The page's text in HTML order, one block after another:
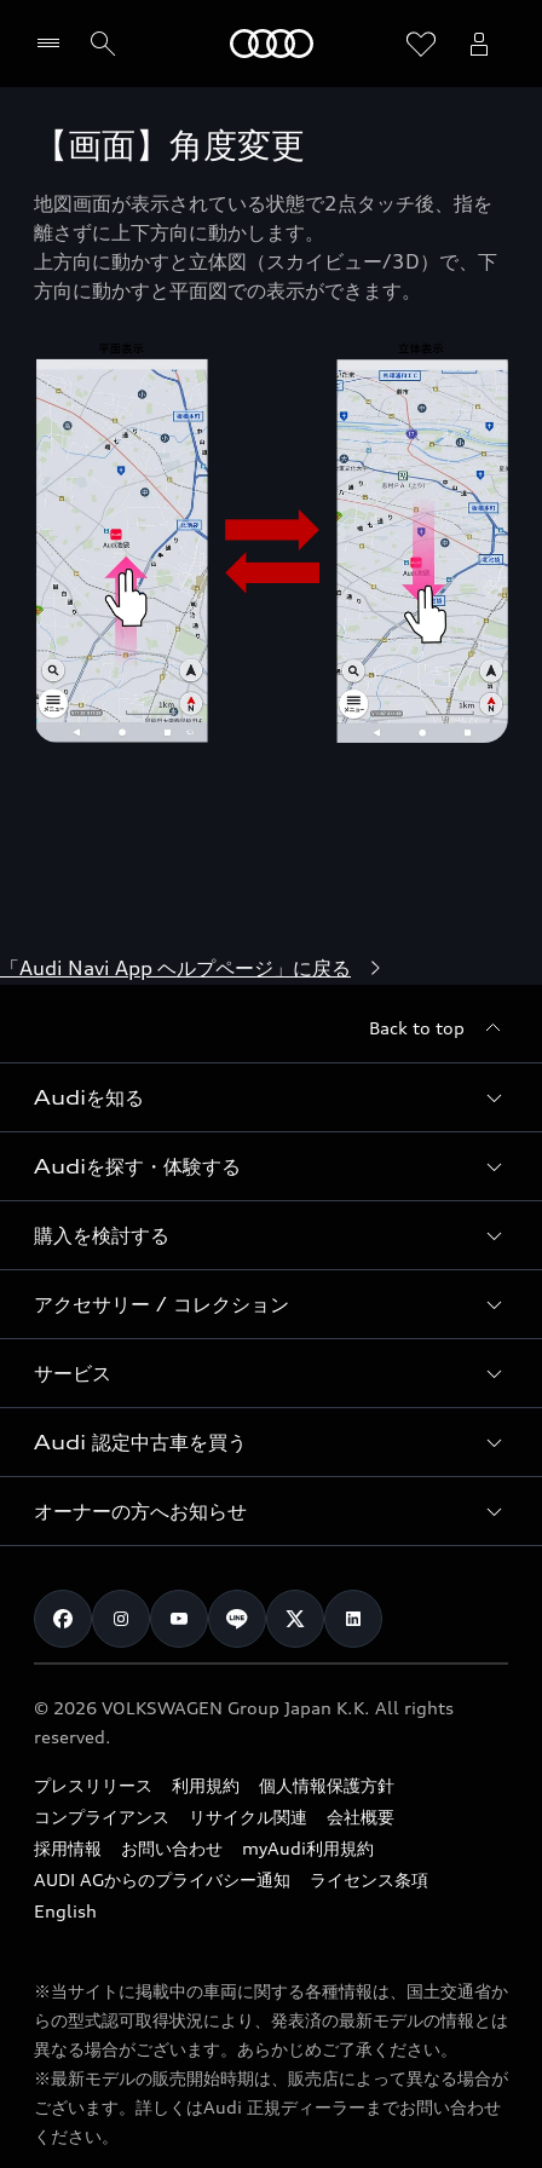
【画面】角度変更
地図画面が表示されている状態で2点タッチ後、指を
離さずに上下方向に動かします。
上方向に動かすと立体図（スカイビュー/3D）で、下
方向に動かすと平面図での表示ができます。
「Audi Navi App ヘルプページ」に戻る
Back to top
Audiを知る
Audi ブランド
Story of Progress
Audi Sport
Formula 1®
デジタルサービス
Audiを探す・体験する
ディーラー検索
新車在庫検索
試乗車・展示車検索
見積り依頼
試乗予約
購入を検討する
モデル一覧
特別仕様モデル / 限定モデル
e-tronラインアップ
価格シミュレーション
車両比較
カタログ一覧
アクセサリー / コレクション
純正アクセサリー
オンラインショップ
Audi collection
アウディナビアプリ
サービス
サービス入庫予約
サービスプログラム
メンテナンス
車検 / 定期点検
e-tronアフターサポート
myAudi
Audi 認定中古車を買う
Audi認定中古車
クオリティ
保証
メンテナンス
ファイナンス
キャンペーン / イベント
買取査定
オーナーの方へお知らせ
お知らせ
オーナー様向けキャンペーン
特定整備適用車一覧
リサイクル法
よくある質問（FAQ）
© 2026 VOLKSWAGEN Group Japan K.K. All rights
reserved.
プレスリリース 利用規約
個人情報保護方針
コンプライアンス
リサイクル関連
会社概要
採用情報
お問い合わせ
myAudi利用規約
AUDI AGからのプライバシー通知
ライセンス条項
English
※当サイトに掲載中の車両に関する各種情報は、国土交通省か
らの型式認可取得状況により、発表済の最新モデルの情報とは
異なる場合がございます。あらかじめご了承ください。
※最新モデルの販売開始時期は、販売店によって異なる場合が
ございます。詳しくはAudi 正規ディーラーまでお問い合わせ
ください。